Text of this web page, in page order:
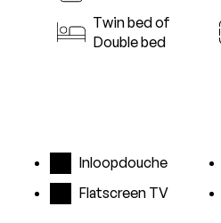
Twin bed of
Double bed
Inloopdouche
Flatscreen TV